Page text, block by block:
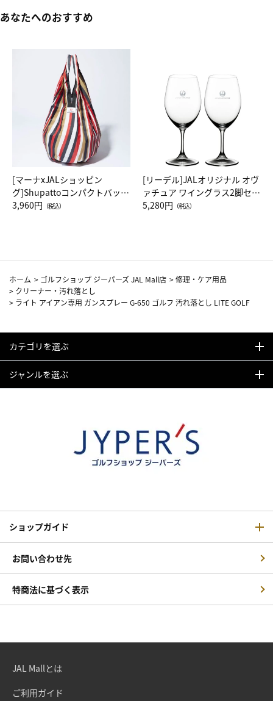
あなたへのおすすめ
[マーナxJALショッピン
グ]Shupattoコンパクトバッグ
Drop JAL客室乗務員（LC）ス
3,960円 （税込）
[リーデル]JALオリジナル オヴ
ァチュア ワイングラス2脚セッ
ト（レッドワイン）
5,280円 （税込）
ホーム > ゴルフショップ ジーパーズ JAL Mall店 >修理・ケア用品
> クリーナー・汚れ落とし
> ライト アイアン専用 ガンスプレー G-650 ゴルフ 汚れ落とし LITE GOLF
カテゴリを選ぶ
ジャンルを選ぶ
ショップガイド
お問い合わせ先
特商法に基づく表示
JAL Mallとは
ご利用ガイド